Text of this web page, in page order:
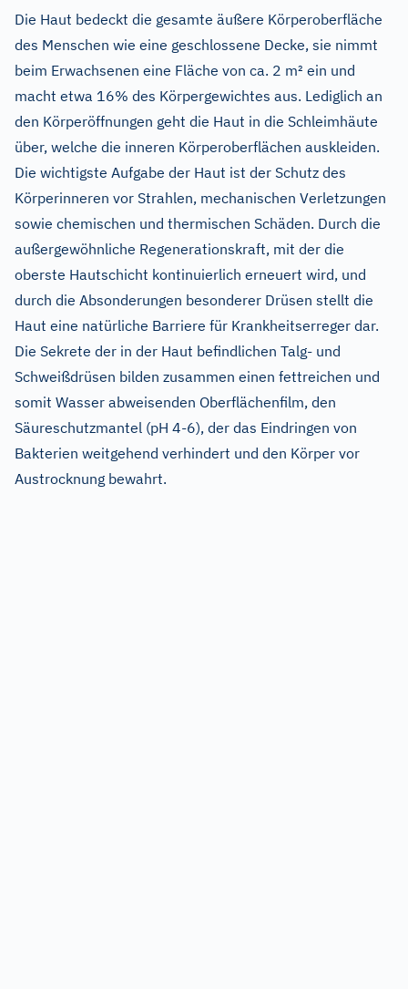
Die Haut bedeckt die gesamte äußere Körperoberfläche
des Menschen wie eine geschlossene Decke, sie nimmt
beim Erwachsenen eine Fläche von ca. 2 m² ein und
macht etwa 16% des Körpergewichtes aus. Lediglich an
den Körperöffnungen geht die Haut in die Schleimhäute
über, welche die inneren Körperoberflächen auskleiden.
Die wichtigste Aufgabe der Haut ist der Schutz des
Körperinneren vor Strahlen, mechanischen Verletzungen
sowie chemischen und thermischen Schäden. Durch die
außergewöhnliche Regenerationskraft, mit der die
oberste Hautschicht kontinuierlich erneuert wird, und
durch die Absonderungen besonderer Drüsen stellt die
Haut eine natürliche Barriere für Krankheitserreger dar.
Die Sekrete der in der Haut befindlichen Talg- und
Schweißdrüsen bilden zusammen einen fettreichen und
somit Wasser abweisenden Oberflächenfilm, den
Säureschutzmantel (pH 4-6), der das Eindringen von
Bakterien weitgehend verhindert und den Körper vor
Austrocknung bewahrt.